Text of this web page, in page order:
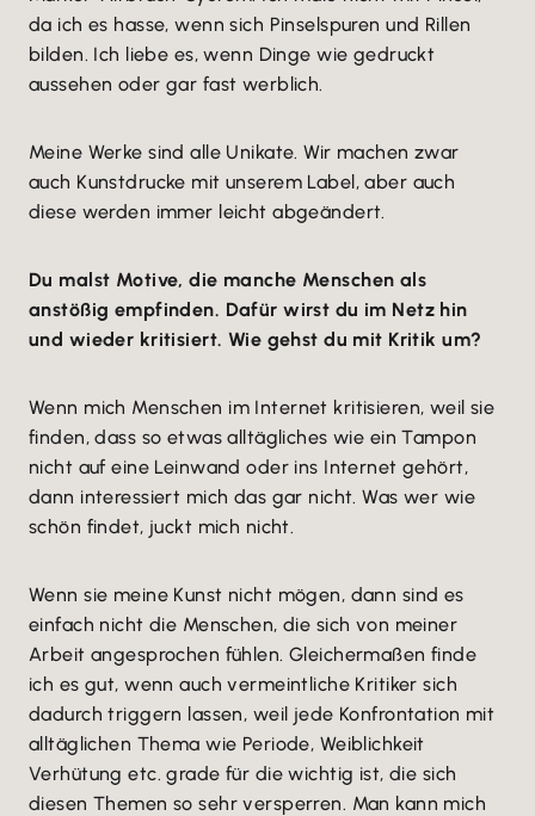
da ich es hasse, wenn sich Pinselspuren und Rillen
bilden. Ich liebe es, wenn Dinge wie gedruckt
aussehen oder gar fast werblich.
Meine Werke sind alle Unikate. Wir machen zwar
auch Kunstdrucke mit unserem Label, aber auch
diese werden immer leicht abgeändert.
Du malst Motive, die manche Menschen als
anstößig empfinden. Dafür wirst du im Netz hin
und wieder kritisiert. Wie gehst du mit Kritik um?
Wenn mich Menschen im Internet kritisieren, weil sie
finden, dass so etwas alltägliches wie ein Tampon
nicht auf eine Leinwand oder ins Internet gehört,
dann interessiert mich das gar nicht. Was wer wie
schön findet, juckt mich nicht.
Wenn sie meine Kunst nicht mögen, dann sind es
einfach nicht die Menschen, die sich von meiner
Arbeit angesprochen fühlen. Gleichermaßen finde
ich es gut, wenn auch vermeintliche Kritiker sich
dadurch triggern lassen, weil jede Konfrontation mit
alltäglichen Thema wie Periode, Weiblichkeit
Verhütung etc. grade für die wichtig ist, die sich
diesen Themen so sehr versperren. Man kann mich